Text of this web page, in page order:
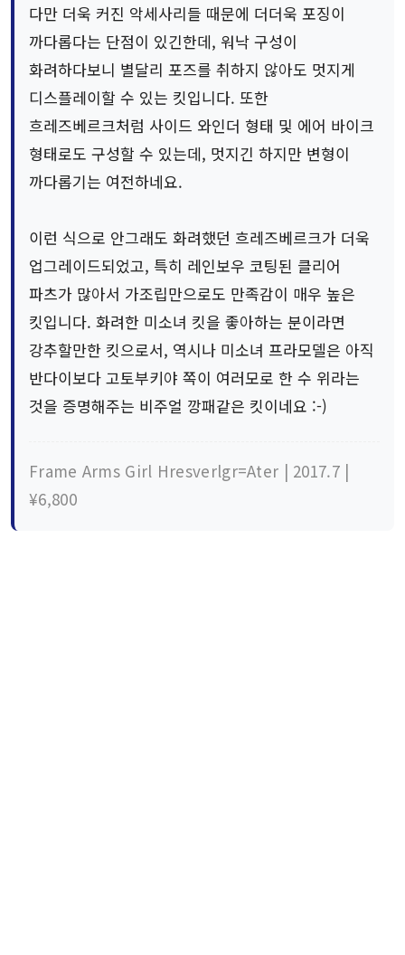
다만 더욱 커진 악세사리들 때문에 더더욱 포징이
까다롭다는 단점이 있긴한데, 워낙 구성이
화려하다보니 별달리 포즈를 취하지 않아도 멋지게
디스플레이할 수 있는 킷입니다. 또한
흐레즈베르크처럼 사이드 와인더 형태 및 에어 바이크
형태로도 구성할 수 있는데, 멋지긴 하지만 변형이
까다롭기는 여전하네요.
이런 식으로 안그래도 화려했던 흐레즈베르크가 더욱
업그레이드되었고, 특히 레인보우 코팅된 클리어
파츠가 많아서 가조립만으로도 만족감이 매우 높은
킷입니다. 화려한 미소녀 킷을 좋아하는 분이라면
강추할만한 킷으로서, 역시나 미소녀 프라모델은 아직
반다이보다 고토부키야 쪽이 여러모로 한 수 위라는
것을 증명해주는 비주얼 깡패같은 킷이네요 :-)
Frame Arms Girl Hresverlgr=Ater | 2017.7 |
¥6,800